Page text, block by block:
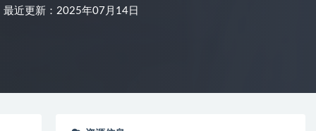
最近更新：2025年07月14日